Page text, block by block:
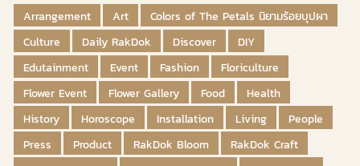
Arrangement Art
Colors of The Petals นิยามร้อยบุปผา
Culture
Daily RakDok Discover
DIY
Edutainment
Event Fashion
Floriculture
Flower Event
Flower Gallery Food
Health
History
Horoscope Installation Living
People
Press
Product RakDok Bloom
RakDok Craft